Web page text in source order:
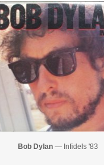
Bob Dylan — Infidels '83